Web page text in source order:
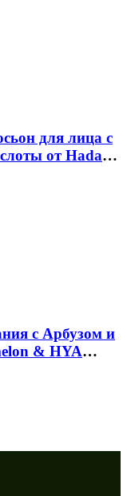
для лица с
от Hada
с Арбузом и
& HYA